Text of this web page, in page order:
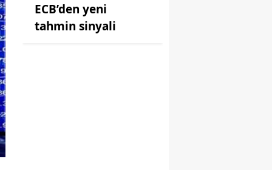
ECB’den yeni
tahmin sinyali